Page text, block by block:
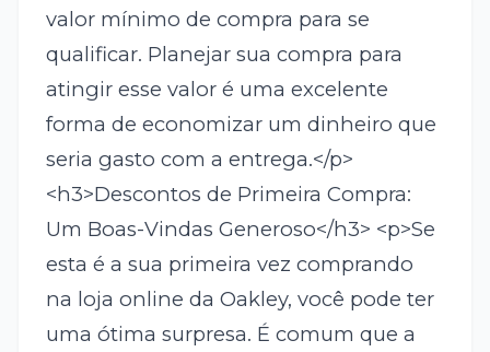
valor mínimo de compra para se
qualificar. Planejar sua compra para
atingir esse valor é uma excelente
forma de economizar um dinheiro que
seria gasto com a entrega.</p>
<h3>Descontos de Primeira Compra:
Um Boas-Vindas Generoso</h3> <p>Se
esta é a sua primeira vez comprando
na loja online da Oakley, você pode ter
uma ótima surpresa. É comum que a